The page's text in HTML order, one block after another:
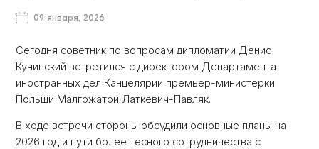
09 января, 2026
Сегодня советник по вопросам дипломатии Денис
Кучинский встретился с директором Департамента
иностранных дел Канцелярии премьер-министерки
Польши Малгожатой Латкевич-Павляк.
В ходе встречи стороны обсудили основные планы на
2026 год и пути более тесного сотрудничества с